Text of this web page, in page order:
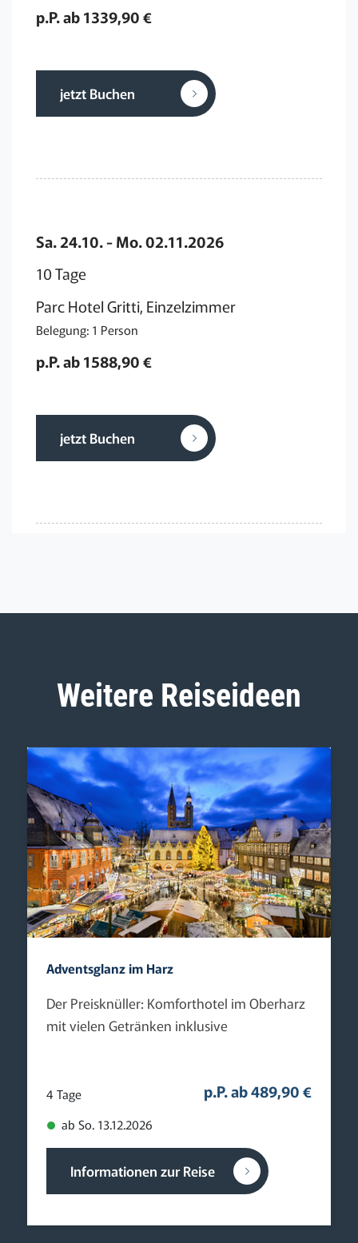
p.P. ab 1339,90 €
jetzt Buchen
Sa. 24.10. - Mo. 02.11.2026
10 Tage
Parc Hotel Gritti, Einzelzimmer
Belegung: 1 Person
p.P. ab 1588,90 €
jetzt Buchen
Weitere Reiseideen
Adventsglanz im Harz
Der Preisknüller: Komforthotel im Oberharz
mit vielen Getränken inklusive
4 Tage
ab So. 13.12.2026
p.P. ab 489,90 €
Informationen zur Reise